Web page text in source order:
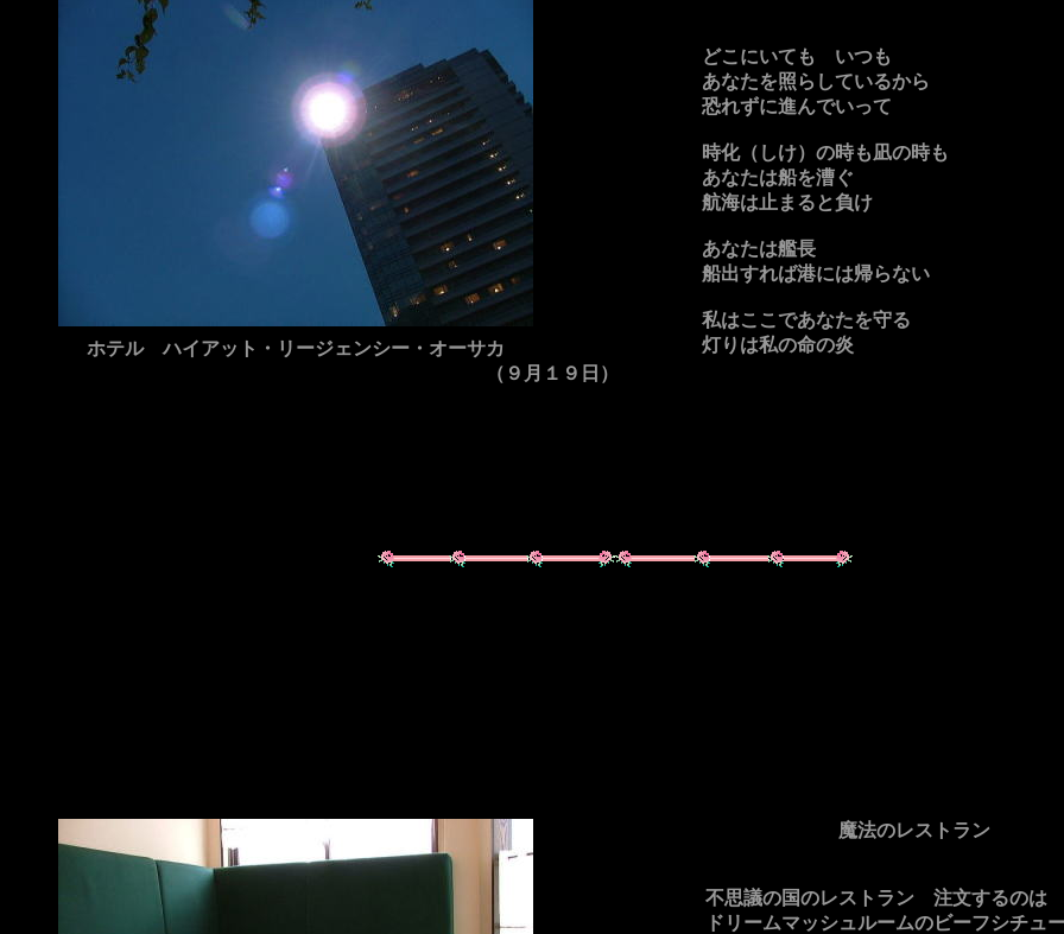
魔法のレストラン
不思議の国のレストラン 注文するのは
ドリームマッシュルームのビーフシチュ
ホテル ハイアット・リージェンシー・オーサカ
（９月１９日）
どこにいても いつも
あなたを照らしているから
恐れずに進んでいって
時化（しけ）の時も凪の時も
あなたは船を漕ぐ
航海は止まると負け
あなたは艦長
船出すれば港には帰らない
私はここであなたを守る
灯りは私の命の炎